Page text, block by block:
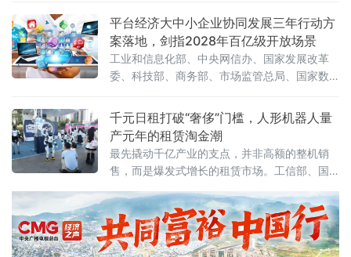
时代"最后的残垣。《人民日报》今日刊发读者
点题文章，直指核心之问：大模型收费，合理
吗？答案藏在一组令人咋舌的数字里。一、账
单爆发：日均140万亿
平台经济大中小企业协同发展三年行动方
案落地，剑指2028年百亿级开放场景
工业和信息化部、中央网信办、国家发展改革
委、科技部、商务部、市场监管总局、国家数
业协同发展行动方案（2026—2028年）》（工
信部联信管〔2026〕119号），以系统性制度
设计打通大中小企业融通堵点，为平台经济转
型升级按下"加速键"。关键数据亮眼：三批清
单、百个试点、六十个场景方案明确，到2028
年，平台经济大中小企业协同发
千元日租打破“奢侈”门槛，人形机器人量
产元年的租赁淘金潮
最先撬动千亿产业的支点，并非高额的整机销
售，而是爆发式增长的租赁市场。工信部、国
2026年度人形机器人与具身智能实